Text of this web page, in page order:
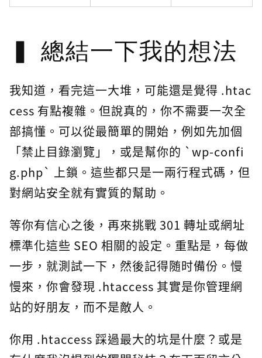
總結一下我的想法
我知道，看完這一大堆，可能還是覺得 .htac
cess 有點複雜。但說真的，你不需要一次全
部搞懂。可以從最簡單的開始，例如先加個
「禁止目錄瀏覽」，或是幫你的 `wp-confi
g.php` 上鎖。這些都只是一兩行程式碼，但
對網站安全就有實質的幫助。
等你有信心之後，再來挑戰 301 轉址或網址
標準化這些 SEO 相關的設定。重點是，每做
一步，就測試一下，然後記得随时備份。慢
慢來，你會發現 .htaccess 其實是你管理網
站的好朋友，而不是敵人。
你用 .htaccess 踩過最大的坑是什麼？或是